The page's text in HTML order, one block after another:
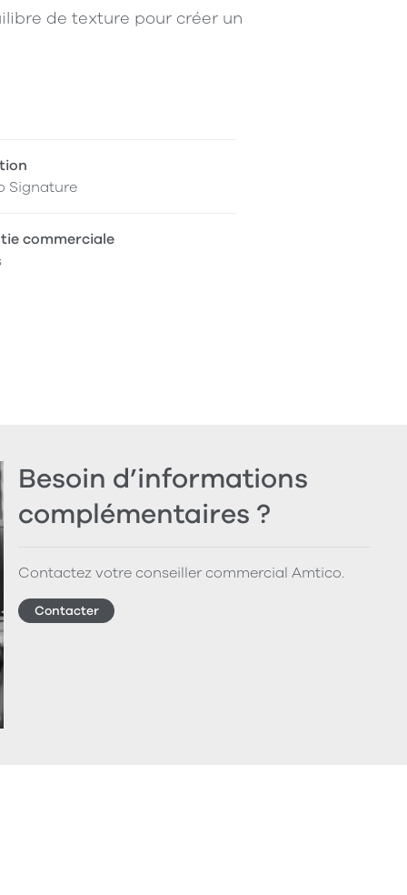
de texture pour créer un
Signature
commerciale
Besoin d’informations
complémentaires ?
Contactez votre conseiller commercial Amtico.
Contacter